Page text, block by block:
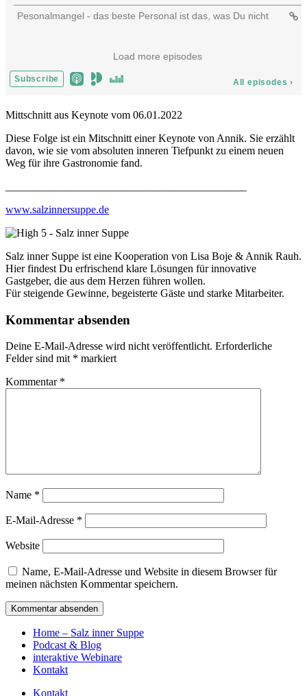
Mittschnitt aus Keynote vom 06.01.2022
Diese Folge ist ein Mitschnitt einer Keynote von Annik. Sie erzählt
davon, wie sie vom absoluten inneren Tiefpunkt zu einem neuen
Weg für ihre Gastronomie fand.
www.salzinnersuppe.de
Salz inner Suppe ist eine Kooperation von Lisa Boje & Annik Rauh.
Hier findest Du erfrischend klare Lösungen für innovative
Gastgeber, die aus dem Herzen führen wollen.
Für steigende Gewinne, begeisterte Gäste und starke Mitarbeiter.
Kommentar absenden
Deine E-Mail-Adresse wird nicht veröffentlicht. Erforderliche
Felder sind mit * markiert
Kommentar *
Name *
E-Mail-Adresse *
Website
Name, E-Mail-Adresse und Website in diesem Browser für
meinen nächsten Kommentar speichern.
Home – Salz inner Suppe
Podcast & Blog
interaktive Webinare
Kontakt
Kontakt